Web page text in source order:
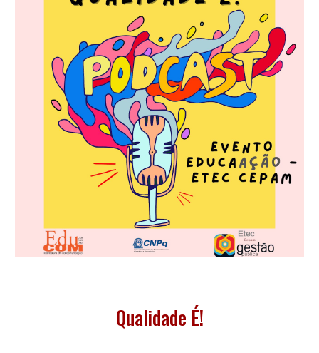
Qualidade É!